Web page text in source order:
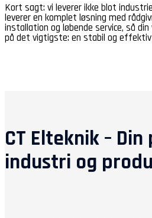
Kort sagt: vi leverer ikke blot
leverer en komplet løsning med
installation og løbende service, så
på det vigtigste: en stabil og
CT Elteknik –
industri og